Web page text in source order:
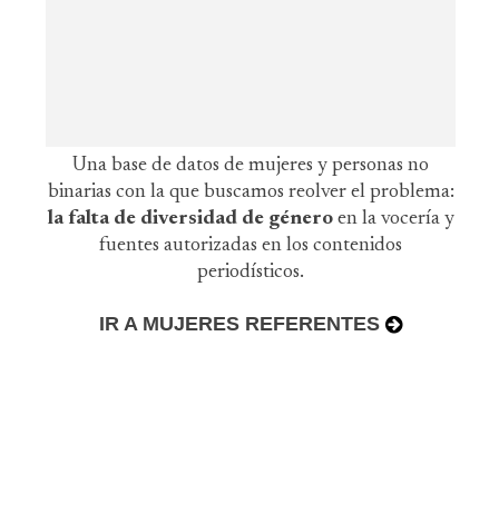
Una base de datos de mujeres y personas no
binarias con la que buscamos reolver el problema:
la falta de diversidad de género en la vocería y
fuentes autorizadas en los contenidos
periodísticos.
IR A MUJERES REFERENTES